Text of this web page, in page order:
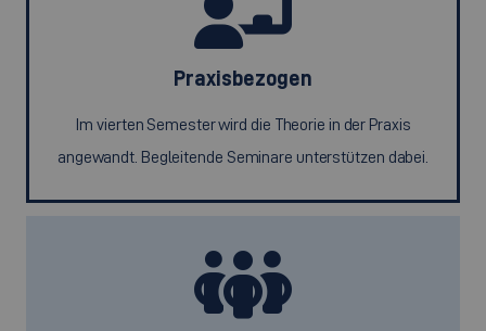
Praxisbezogen
Im vierten Semester wird die Theorie in der Praxis
angewandt. Begleitende Seminare unterstützen dabei.